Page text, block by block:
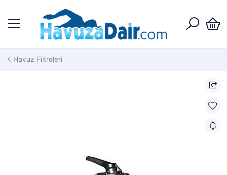
Havuz Filtreleri